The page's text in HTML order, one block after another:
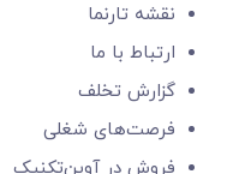
نقشه تارنما
ارتباط با ما
گزارش‌ تخلف
فرصت‌های شغلی
فروش در آوین‌تکنیک